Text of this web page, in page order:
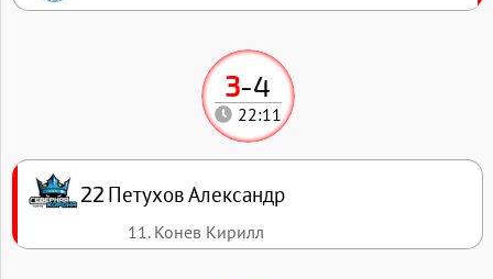
3-4
22:11
22 Петухов Александр
11. Конев Кирилл